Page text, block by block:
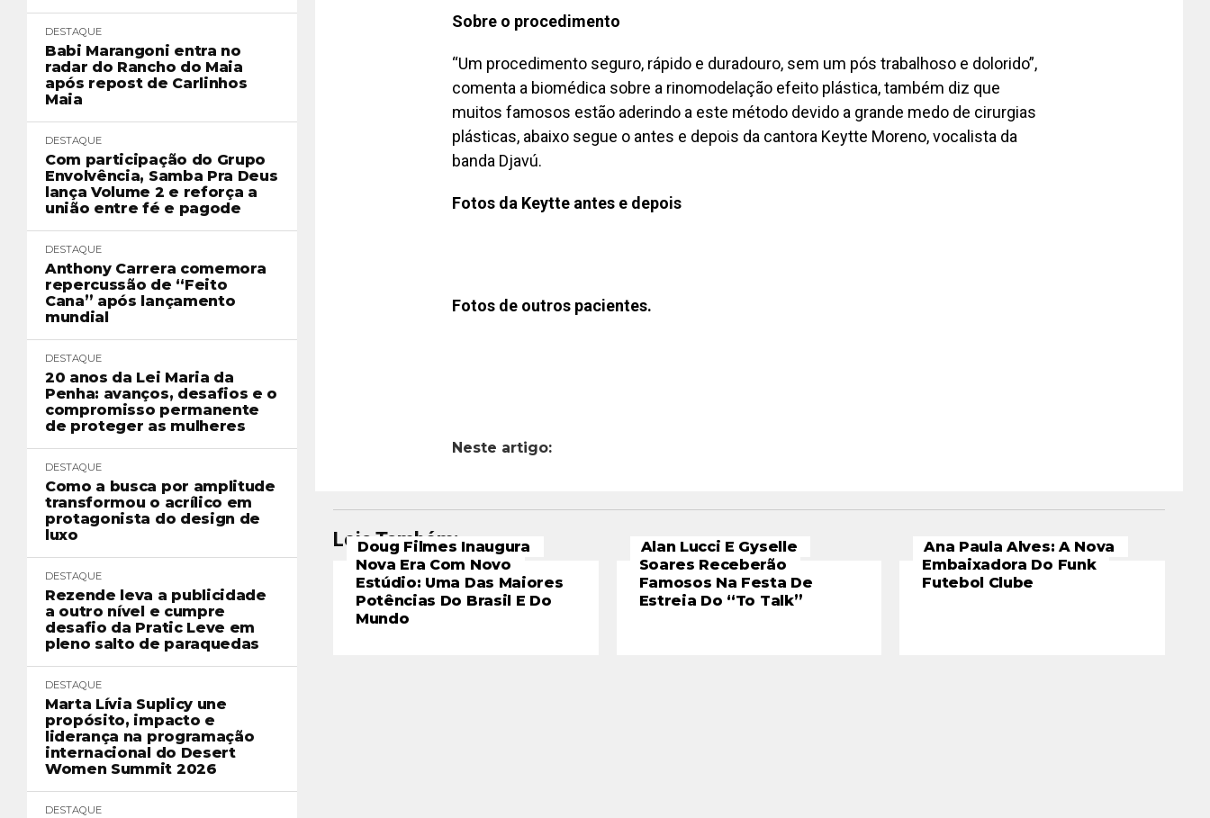
DESTAQUE
Babi Marangoni entra no
radar do Rancho do Maia
após repost de Carlinhos
Maia
DESTAQUE
Com participação do Grupo
Envolvência, Samba Pra Deus
lança Volume 2 e reforça a
união entre fé e pagode
DESTAQUE
Anthony Carrera comemora
repercussão de “Feito
Cana” após lançamento
mundial
DESTAQUE
20 anos da Lei Maria da
Penha: avanços, desafios e o
compromisso permanente
de proteger as mulheres
DESTAQUE
Como a busca por amplitude
transformou o acrílico em
protagonista do design de
luxo
DESTAQUE
Rezende leva a publicidade
a outro nível e cumpre
desafio da Pratic Leve em
pleno salto de paraquedas
DESTAQUE
Marta Lívia Suplicy une
propósito, impacto e
liderança na programação
internacional do Desert
Women Summit 2026
DESTAQUE
Sobre o procedimento
“Um procedimento seguro, rápido e duradouro, sem um pós trabalhoso e dolorido”,
comenta a biomédica sobre a rinomodelação efeito plástica, também diz que
muitos famosos estão aderindo a este método devido a grande medo de cirurgias
plásticas, abaixo segue o antes e depois da cantora Keytte Moreno, vocalista da
banda Djavú.
Fotos da Keytte antes e depois
Fotos de outros pacientes.
Neste artigo:
Leia Também:
Doug Filmes Inaugura
Nova Era Com Novo
Estúdio: Uma Das Maiores
Potências Do Brasil E Do
Mundo
Alan Lucci E Gyselle
Soares Receberão
Famosos Na Festa De
Estreia Do “To Talk”
Ana Paula Alves: A Nova
Embaixadora Do Funk
Futebol Clube